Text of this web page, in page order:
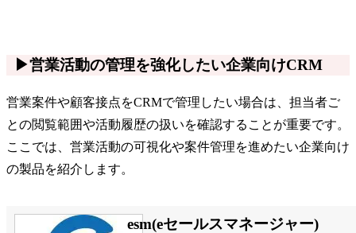
▶営業活動の管理を強化したい企業向けCRM
営業案件や顧客接点をCRMで管理したい場合は、担当者ご
との閲覧範囲や活動履歴の扱いを確認することが重要です。
ここでは、営業活動の可視化や案件管理を進めたい企業向け
の製品を紹介します。
esm(eセールスマネージャー)